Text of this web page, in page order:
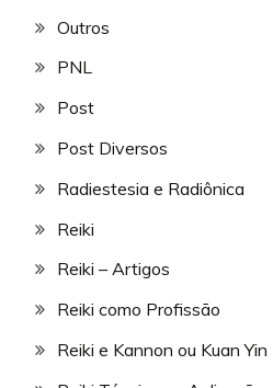
Outros
PNL
Post
Post Diversos
Radiestesia e Radiônica
Reiki
Reiki – Artigos
Reiki como Profissão
Reiki e Kannon ou Kuan Yin